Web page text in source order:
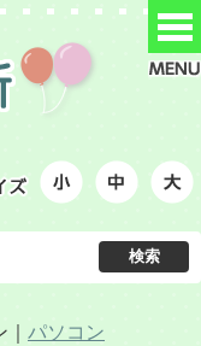
パソコン